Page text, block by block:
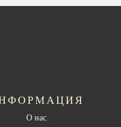
О нас